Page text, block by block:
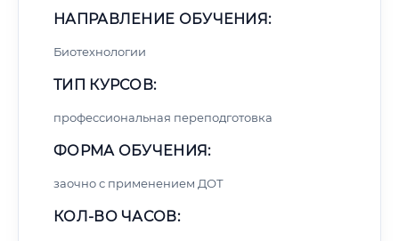
НАПРАВЛЕНИЕ ОБУЧЕНИЯ:
Биотехнологии
ТИП КУРСОВ:
профессиональная переподготовка
ФОРМА ОБУЧЕНИЯ:
заочно с применением ДОТ
КОЛ-ВО ЧАСОВ: